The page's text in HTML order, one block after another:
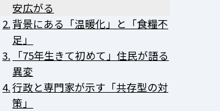
安広がる
背景にある「温暖化」と「食糧不
足」
「75年生きて初めて」住民が語る
異変
行政と専門家が示す「共存型の対
策」